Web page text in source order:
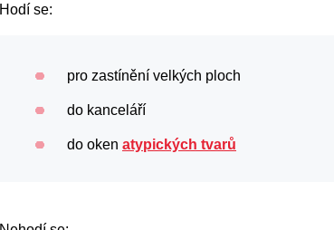
Hodí se:
pro zastínění velkých ploch
do kanceláří
do oken atypických tvarů